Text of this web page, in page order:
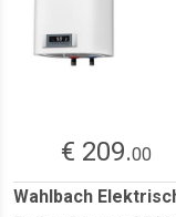
€ 209.00
Wahlbach